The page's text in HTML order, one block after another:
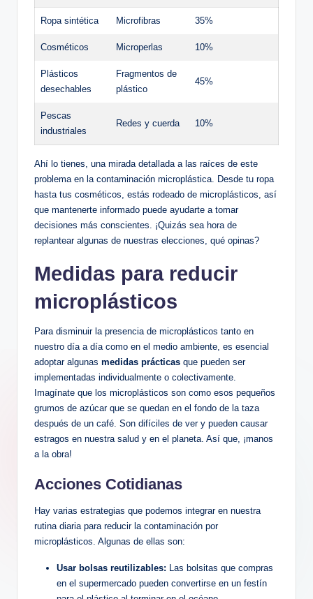
Ropa sintética Microfibras 35%
Cosméticos Microperlas 10%
Plásticos
desechables
Fragmentos de
plástico
45%
Pescas
industriales
Redes y cuerda 10%
Ahí lo tienes, una mirada detallada a las raíces de este
problema en la contaminación microplástica. Desde tu ropa
hasta tus cosméticos, estás rodeado de microplásticos, así
que mantenerte informado puede ayudarte a tomar
decisiones más conscientes. ¡Quizás sea hora de
replantear algunas de nuestras elecciones, qué opinas?
Medidas para reducir
microplásticos
Para disminuir la presencia de microplásticos tanto en
nuestro día a día como en el medio ambiente, es esencial
adoptar algunas medidas prácticas que pueden ser
implementadas individualmente o colectivamente.
Imagínate que los microplásticos son como esos pequeños
grumos de azúcar que se quedan en el fondo de la taza
después de un café. Son difíciles de ver y pueden causar
estragos en nuestra salud y en el planeta. Así que, ¡manos
a la obra!
Acciones Cotidianas
Hay varias estrategias que podemos integrar en nuestra
rutina diaria para reducir la contaminación por
microplásticos. Algunas de ellas son:
Usar bolsas reutilizables: Las bolsitas que compras
en el supermercado pueden convertirse en un festín